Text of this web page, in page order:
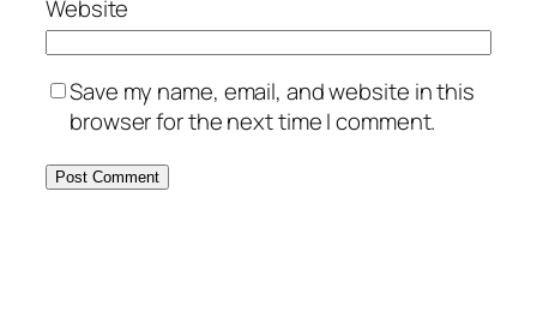
Website
Save my name, email, and website in this
browser for the next time I comment.